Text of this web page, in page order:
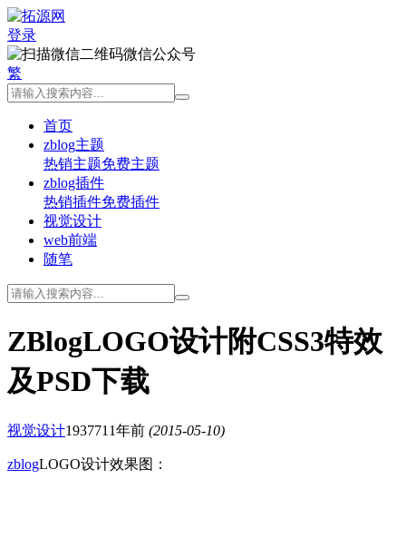
登录
微信公众号
繁
首页
zblog主题
热销主题免费主题
zblog插件
热销插件免费插件
视觉设计
web前端
随笔
ZBlogLOGO设计附CSS3特效
及PSD下载
视觉设计1937711年前 (2015-05-10)
zblogLOGO设计效果图：